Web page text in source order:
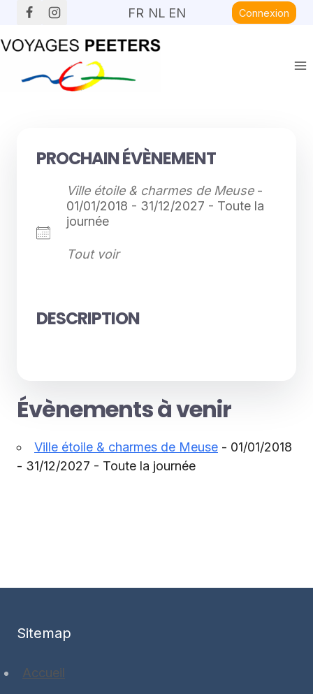
contenu
FR NL EN Connexion
PROCHAIN ÉVÈNEMENT
Ville étoile & charmes de Meuse-
01/01/2018 - 31/12/2027 - Toute la
journée
Tout voir
DESCRIPTION
Évènements à venir
Ville étoile & charmes de Meuse - 01/01/2018
- 31/12/2027 - Toute la journée
Sitemap
Accueil